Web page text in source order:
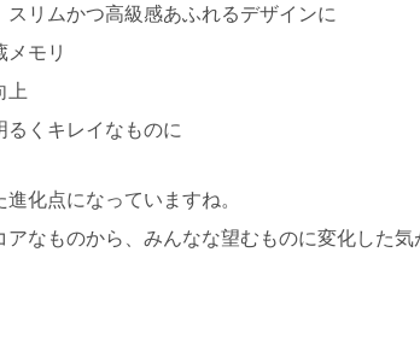
スリムかつ高級感あふれるデザインに
メモリ
上
るくキレイなものに
化点になっていますね。
なものから、みんなな望むものに変化した気